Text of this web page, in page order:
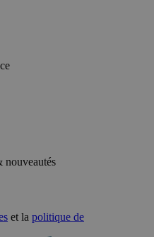
nouveautés
et la politique de